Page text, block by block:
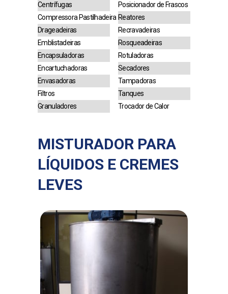
Centrífugas
Compressora Pastilhadeira
Drageadeiras
Emblistadeiras
Encapsuladoras
Encartuchadoras
Envasadoras
Filtros
Granuladores
Posicionador de Frascos
Reatores
Recravadeiras
Rosqueadeiras
Rotuladoras
Secadores
Tampadoras
Tanques
Trocador de Calor
MISTURADOR PARA
LÍQUIDOS E CREMES
LEVES